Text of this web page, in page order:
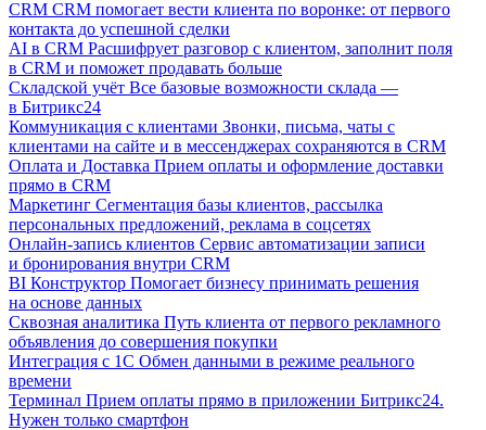
CRM CRM помогает вести клиента по воронке: от первого
контакта до успешной сделки
AI в CRM Расшифрует разговор с клиентом, заполнит поля
в CRM и поможет продавать больше
Складской учёт Все базовые возможности склада —
в Битрикс24
Коммуникация с клиентами Звонки, письма, чаты с
клиентами на сайте и в мессенджерах сохраняются в CRM
Оплата и Доставка Прием оплаты и оформление доставки
прямо в CRM
Маркетинг Сегментация базы клиентов, рассылка
персональных предложений, реклама в соцсетях
Онлайн-запись клиентов Сервис автоматизации записи
и бронирования внутри CRM
BI Конструктор Помогает бизнесу принимать решения
на основе данных
Сквозная аналитика Путь клиента от первого рекламного
объявления до совершения покупки
Интеграция с 1С Обмен данными в режиме реального
времени
Терминал Прием оплаты прямо в приложении Битрикс24.
Нужен только смартфон